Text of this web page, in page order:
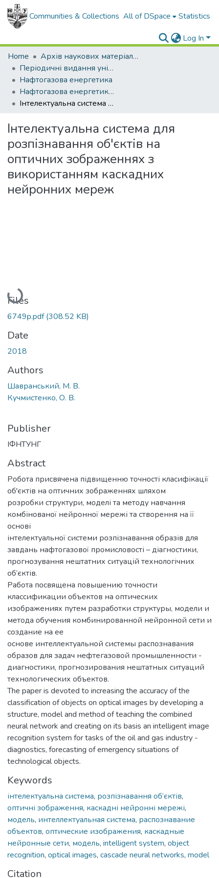
Communities & Collections All of DSpace Statistics
Log In
Home
Архів наукових матеріалів
Періодичні видання університету
Нафтогазова енергетика
Нафтогазова енергетика - 2018 - № 1.
Інтелектуальна система для розпізнавання об'єктів на оптичних зображеннях з використанням каскадних нейронних мереж
Інтелектуальна система для
розпізнавання об'єктів на
оптичних зображеннях з
використанням каскадних
нейронних мереж
Loading...
Files
6749p.pdf(308.52 KB)
Date
2018
Authors
Шавранський, М. В.
Кучмистенко, О. В.
Publisher
ІФНТУНГ
Abstract
Робота присвячена підвищенню точності класифікації
об'єктів на оптичних зображеннях шляхом
розробки структури, моделі та методу навчання
комбінованої нейронної мережі та створення на її
основі
інтелектуальної системи розпізнавання образів для
завдань нафтогазової промисловості – діагностики,
прогнозування нештатних ситуацій технологічних
об’єктів.
Работа посвящена повышению точности
классификации объектов на оптических
изображениях путем разработки структуры, модели и
метода обучения комбинированной нейронной сети и
создание на ее
основе интеллектуальной системы распознавания
образов для задач нефтегазовой промышленности -
диагностики, прогнозирования нештатных ситуаций
технологических объектов.
The paper is devoted to increasing the accuracy of the
classification of objects on optical images by developing a
structure, model and method of teaching the combined
neural network and creating on its basis an intelligent image
recognition system for tasks of the oil and gas industry -
diagnostics, forecasting of emergency situations of
technological objects.
Keywords
інтелектуальна система, розпізнавання об’єктів,
оптичні зображення, каскадні нейронні мережі,
модель, интеллектуальная система, распознавание
объектов, оптические изображения, каскадные
нейронные сети, модель, intelligent system, object
recognition, optical images, cascade neural networks, model
Citation